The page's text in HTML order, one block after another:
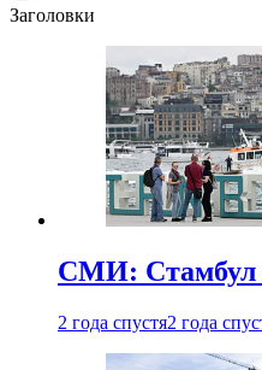
Заголовки
СМИ: Стамбул
2 года спустя2 года